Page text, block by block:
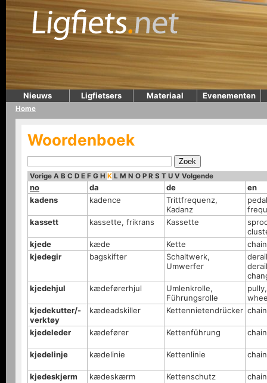
Nieuws Ligfietsers Materiaal Evenementen
Home
Woordenboek
Vorige A B C D E F G H K L M N O P R S T U V Volgende
no da de
en
kadens
kadence
Trittfrequenz,
Kadanz
pedal
kassett
kassette, frikrans Kassette
kjede
kæde Kette
chain
kjedegir
bagskifter
Schaltwerk,
Umwerfer
kjedehjul
kædeførerhjul
Umlenkrolle,
Führungsrolle
kjedekutter/-
verktøy
kædeadskiller Kettennietendrücker
kjedeleder kædefører Kettenführung
kjedelinje kædelinie Kettenlinie
kjedeskjerm kædeskærm Kettenschutz